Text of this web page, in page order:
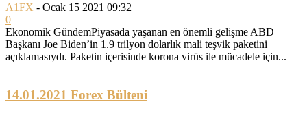
A1FX - Ocak 15 2021 09:32
0
Ekonomik GündemPiyasada yaşanan en önemli gelişme ABD
Başkanı Joe Biden’in 1.9 trilyon dolarlık mali teşvik paketini
açıklamasıydı. Paketin içerisinde korona virüs ile mücadele için...
14.01.2021 Forex Bülteni